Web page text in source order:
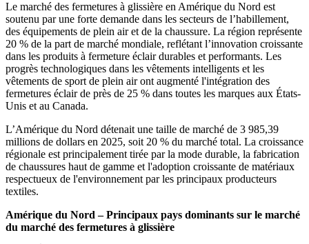
Le marché des fermetures à glissière en Amérique du Nord est
soutenu par une forte demande dans les secteurs de l’habillement,
des équipements de plein air et de la chaussure. La région représente
20 % de la part de marché mondiale, reflétant l’innovation croissante
dans les produits à fermeture éclair durables et performants. Les
progrès technologiques dans les vêtements intelligents et les
vêtements de sport de plein air ont augmenté l'intégration des
fermetures éclair de près de 25 % dans toutes les marques aux États-
Unis et au Canada.
L’Amérique du Nord détenait une taille de marché de 3 985,39
millions de dollars en 2025, soit 20 % du marché total. La croissance
régionale est principalement tirée par la mode durable, la fabrication
de chaussures haut de gamme et l'adoption croissante de matériaux
respectueux de l'environnement par les principaux producteurs
textiles.
Amérique du Nord – Principaux pays dominants sur le marché
du marché des fermetures à glissière